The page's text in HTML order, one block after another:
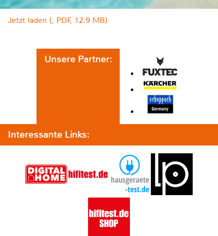
Jetzt laden (, PDF, 12.9 MB)
Unsere Partner:
Interessante Links: